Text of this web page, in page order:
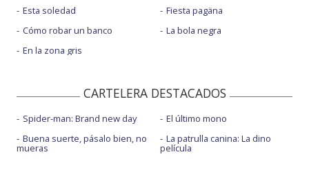
Esta soledad
Cómo robar un banco
En la zona gris
Fiesta pagäna
La bola negra
CARTELERA DESTACADOS
Spider-man: Brand new day
Buena suerte, pásalo bien, no
mueras
El último mono
La patrulla canina: La dino
película